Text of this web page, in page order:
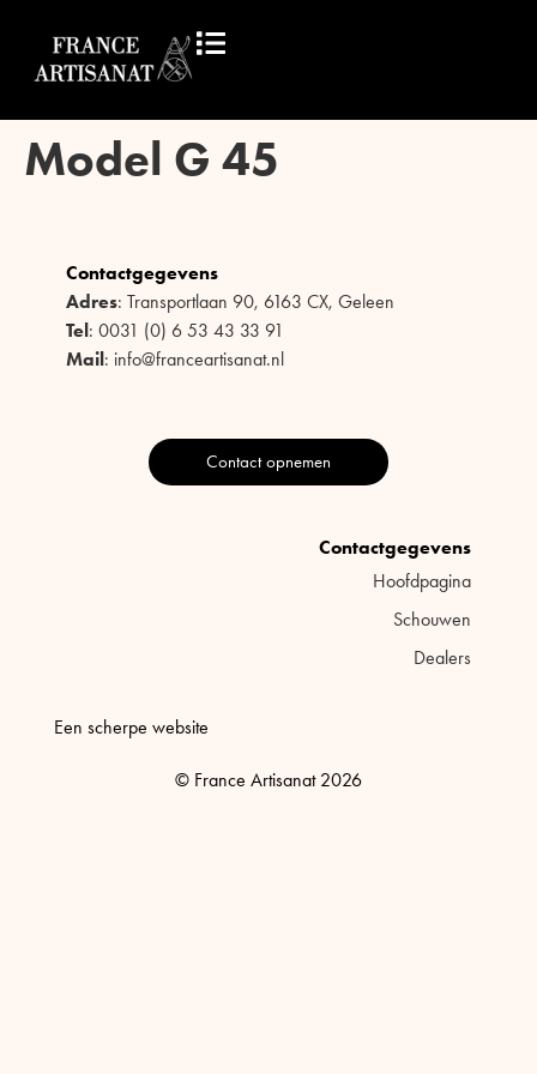
Model G 45
Contactgegevens
Adres: Transportlaan 90, 6163 CX, Geleen
Tel: 0031 (0) 6 53 43 33 91
Mail: info@franceartisanat.nl
Contact opnemen
Contactgegevens
Hoofdpagina
Schouwen
Dealers
Een scherpe website
© France Artisanat 2026